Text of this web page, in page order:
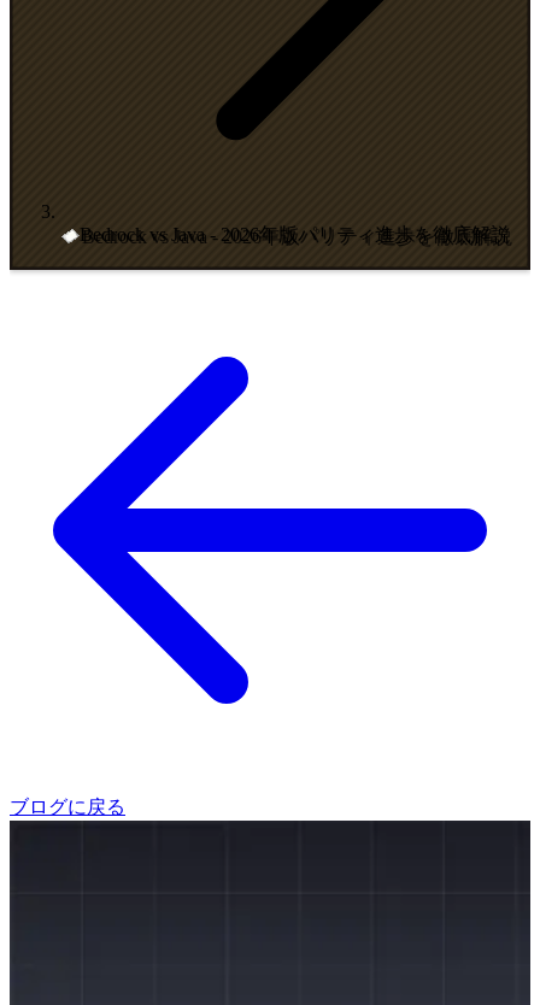
Bedrock vs Java - 2026年版パリティ進歩を徹底解説
ブログに戻る